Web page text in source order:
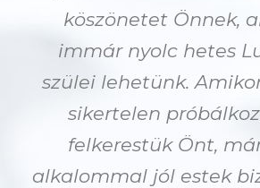
köszönetet Önnek,
immár nyolc hetes
szülei lehetünk.
sikertelen
felkerestük Önt,
alkalommal jól estek